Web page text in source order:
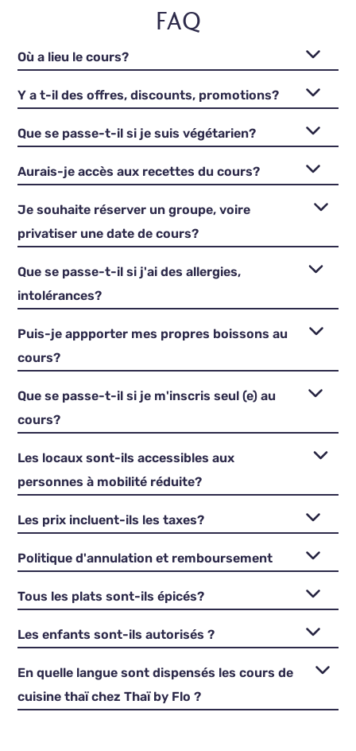
FAQ
Où a lieu le cours?
Y a t-il des offres, discounts, promotions?
Que se passe-t-il si je suis végétarien?
Aurais-je accès aux recettes du cours?
Je souhaite réserver un groupe, voire
privatiser une date de cours?
Que se passe-t-il si j'ai des allergies,
intolérances?
Puis-je appporter mes propres boissons au
cours?
Que se passe-t-il si je m'inscris seul (e) au
cours?
Les locaux sont-ils accessibles aux
personnes à mobilité réduite?
Les prix incluent-ils les taxes?
Politique d'annulation et remboursement
Tous les plats sont-ils épicés?
Les enfants sont-ils autorisés ?
En quelle langue sont dispensés les cours de
cuisine thaï chez Thaï by Flo ?